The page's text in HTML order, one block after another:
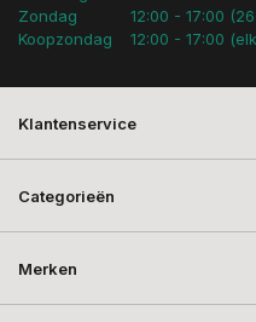
Zondag
Koopzondag
12:00 - 17:00
12:00 - 17:00
Klantenservice
Categorieën
Merken